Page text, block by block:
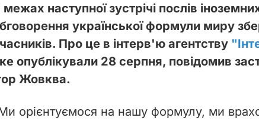
межах наступної зустрічі послів
української формули миру
Про це в інтерв'ю агентству
опублікували 28 серпня, повідомив
Жовква.
орієнтуємося на нашу формулу, ми